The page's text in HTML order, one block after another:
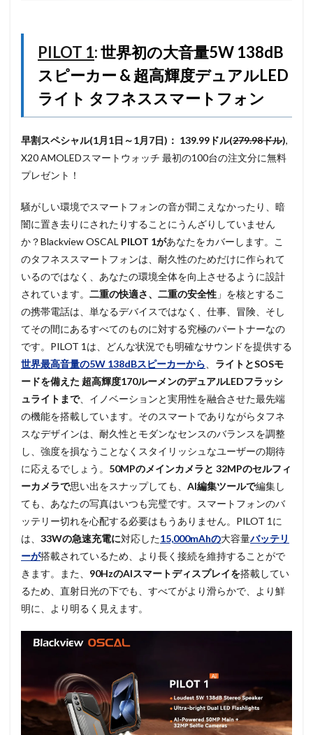
PILOT 1: 世界初の大音量5W 138dB
スピーカー & 超高輝度デュアルLED
ライト タフネススマートフォン
早割スペシャル(1月1日～1月7日)： 139.99ドル(279.98ドル),
X20 AMOLEDスマートウォッチ 最初の100台の注文分に無料
プレゼント！
騒がしい環境でスマートフォンの音が聞こえなかったり、暗
闇に置き去りにされたりすることにうんざりしていません
か？Blackview OSCAL PILOT 1があなたをカバーします。こ
のタフネススマートフォンは、耐久性のためだけに作られて
いるのではなく、あなたの環境全体を向上させるように設計
されています。 二重の快適さ、二重の安全性 」を核とするこ
の携帯電話は、単なるデバイスではなく、仕事、冒険、そし
てその間にあるすべてのものに対する究極のパートナーなの
です。PILOT 1は、どんな状況でも明確なサウンドを提供する
世界最高音量の5W 138dBスピーカーから
ライトとSOSモ
ードを備えた 超高輝度170ルーメンのデュアルLEDフラッシ
ュライトまで、イノベーションと実用性を融合させた最先端
の機能を搭載しています。そのスマートでありながらタフネ
スなデザインは、耐久性とモダンなセンスのバランスを調整
し、強度を損なうことなくスタイリッシュなユーザーの期待
に応えるでしょう。 50MPのメインカメラと 32MPのセルフィ
ーカメラで思い出をスナップしても、 AI編集ツールで編集し
ても、あなたの写真はいつも完璧です。スマートフォンのバ
ッテリー切れを心配する必要はもうありません。PILOT 1に
は、 33Wの急速充電に対応した15,000mAhの大容量バッテリ
ーが搭載されているため、より長く接続を維持することがで
きます。また、 90HzのAIスマートディスプレイを搭載してい
るため、直射日光の下でも、すべてがより滑らかで、より鮮
明に、より明るく見えます。